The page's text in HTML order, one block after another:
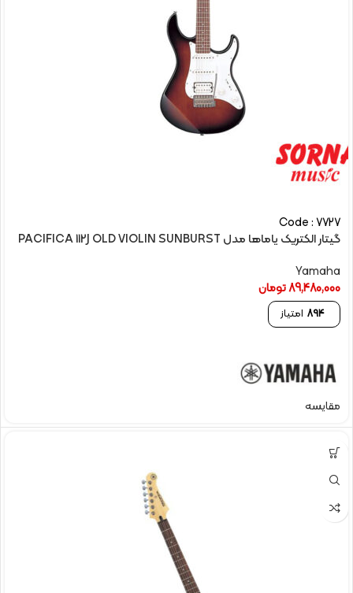
Code : 7727
گیتار الکتريک یاماها مدل PACIFICA 112J OLD VIOLIN SUNBURST
Yamaha
89,480,000تومان
894 امتیاز
مقایسه